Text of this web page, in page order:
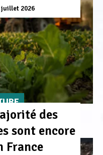
juillet 2026
des
sont encore
France